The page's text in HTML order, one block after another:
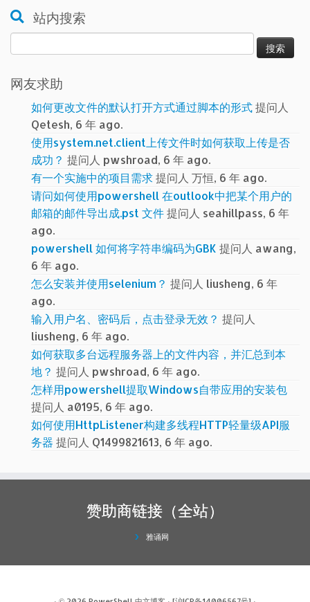
站内搜索
索：
网友求助
如何更改文件的默认打开方式通过脚本的形式提问人
Qetesh, 6 年 ago.
使用system.net.client上传文件时如何获取上传是否
成功？ 提问人 pwshroad, 6 年 ago.
有一个实施中的项目需求提问人 万恒, 6 年 ago.
请问如何使用powershell 在outlook中把某个用户的
邮箱的邮件导出成.pst 文件提问人 seahillpass, 6 年
ago.
powershell 如何将字符串编码为GBK 提问人 awang,
6 年 ago.
怎么安装并使用selenium？ 提问人 liusheng, 6 年
ago.
输入用户名、密码后，点击登录无效？ 提问人
liusheng, 6 年 ago.
如何获取多台远程服务器上的文件内容，并汇总到本
地？ 提问人 pwshroad, 6 年 ago.
怎样用powershell提取Windows自带应用的安装包
提问人 a0195, 6 年 ago.
如何使用HttpListener构建多线程HTTP轻量级API服
务器 提问人 Q1499821613, 6 年 ago.
赞助商链接（全站）
雅诵网